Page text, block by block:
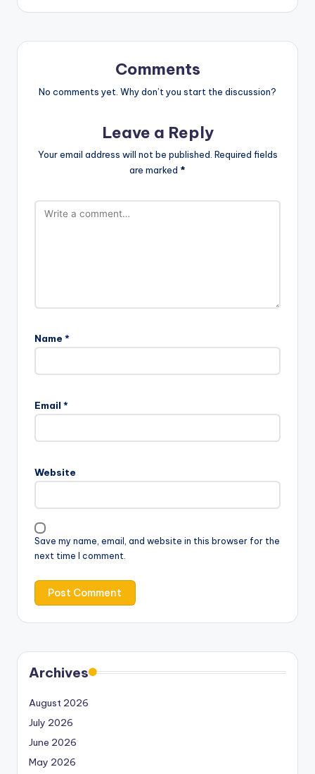
Comments
No comments yet. Why don’t you start the discussion?
Leave a Reply
Your email address will not be published. Required fields
are marked *
Name *
Email *
Website
Save my name, email, and website in this browser for the
next time I comment.
Archives
August 2026
July 2026
June 2026
May 2026